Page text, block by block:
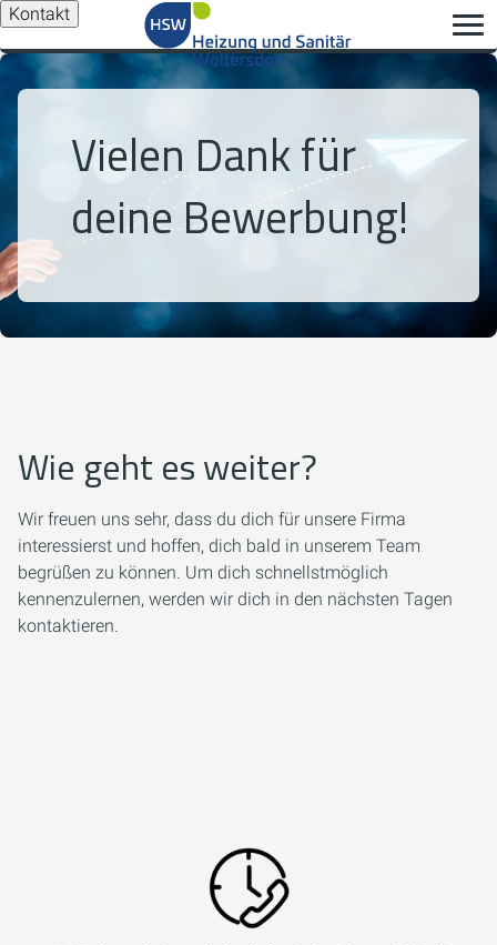
Kontakt
Vielen Dank für
deine Bewerbung!
Wie geht es weiter?
Wir freuen uns sehr, dass du dich für unsere Firma
interessierst und hoffen, dich bald in unserem Team
begrüßen zu können. Um dich schnellstmöglich
kennenzulernen, werden wir dich in den nächsten Tagen
kontaktieren.